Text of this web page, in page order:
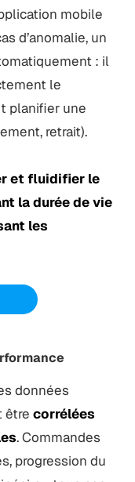
mobile
d’anomalie, un
: il
le
planifier une
retrait).
et fluidifier le
la durée de vie
les
données
être corrélées
. Commandes
progression du